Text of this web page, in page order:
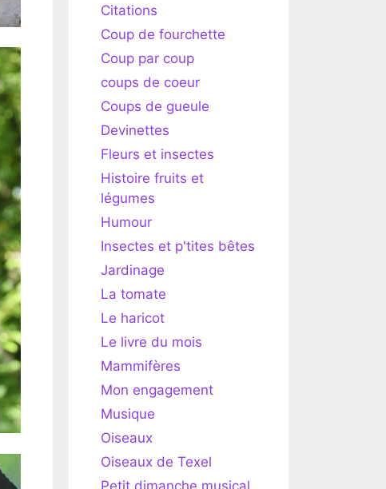
Citations
Coup de fourchette
Coup par coup
coups de coeur
Coups de gueule
Devinettes
Fleurs et insectes
Histoire fruits et
légumes
Humour
Insectes et p'tites bêtes
Jardinage
La tomate
Le haricot
Le livre du mois
Mammifères
Mon engagement
Musique
Oiseaux
Oiseaux de Texel
Petit dimanche musical